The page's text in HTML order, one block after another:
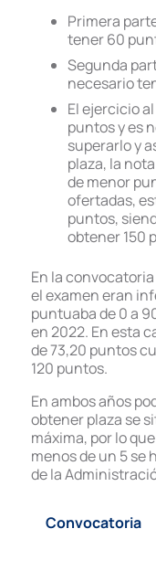
Primera
tener 60
Segunda
necesario
El ejercicio
puntos y es
superarlo y
plaza, la
de menor
ofertadas,
puntos,
obtener 150
En la
el examen eran
puntuaba de 0 a
en 2022. En esta
de 73,20 puntos
120 puntos.
En ambos años
obtener plaza se
máxima, por lo
menos de un 5 se
de la
Convocatoria